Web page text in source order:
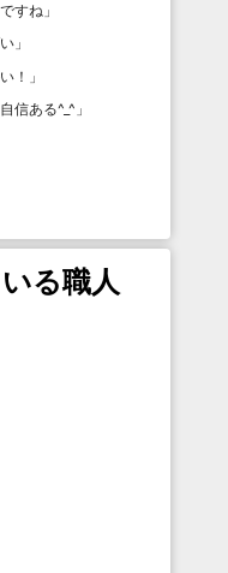
すね 」
」
！
」
信ある^_^ 」
る職人